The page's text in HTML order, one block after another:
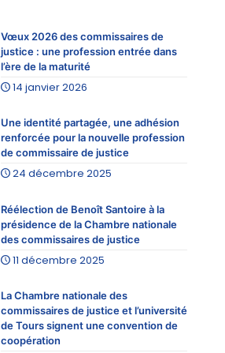
Vœux 2026 des commissaires de
justice : une profession entrée dans
l’ère de la maturité
14 janvier 2026
Une identité partagée, une adhésion
renforcée pour la nouvelle profession
de commissaire de justice
24 décembre 2025
Réélection de Benoît Santoire à la
présidence de la Chambre nationale
des commissaires de justice
11 décembre 2025
La Chambre nationale des
commissaires de justice et l’université
de Tours signent une convention de
coopération